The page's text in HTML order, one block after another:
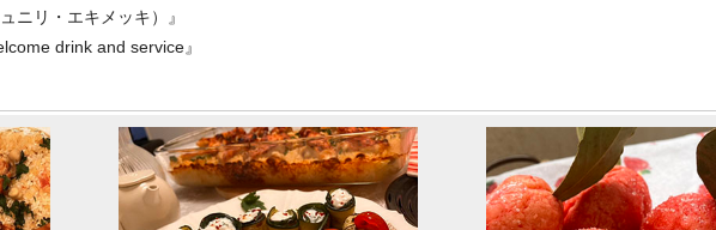
ニリ・エキメッキ）』
drink and service』